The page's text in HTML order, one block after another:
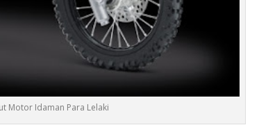
Motor Idaman Para Lelaki